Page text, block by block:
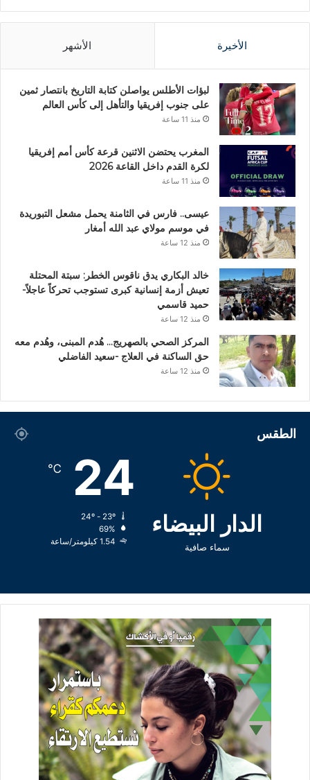
الأخيرة الأشهر
لبؤات الأطلس يواصلن كتابة التاريخ بانتصار ثمين
على جنوب إفريقيا والتأهل إلى كأس العالم
منذ 11 ساعة
المغرب يحتضن الاثنين قرعة كأس أمم إفريقيا
لكرة القدم داخل القاعة 2026
منذ 11 ساعة
عيسى.. فارس في الثامنة يحمل مشعل التبوريدة
في موسم مولاي عبد الله أمغار
منذ 12 ساعة
خالد البكاري يدق ناقوس الخطر: سبتة المحتلة
تعيش أزمة إنسانية كبرى تستوجب تحركاً عاجلاً-
حميد قاسمي
منذ 12 ساعة
المركز الصحي بالصهريج… هُدم المبنى، وهُدم معه
حق الساكنة في العلاج -سعيد الفاضلي
منذ 12 ساعة
الطقس
الدار البيضاء
سماء صافية
24
℃
69%
1.54 كيلومتر/ساعة